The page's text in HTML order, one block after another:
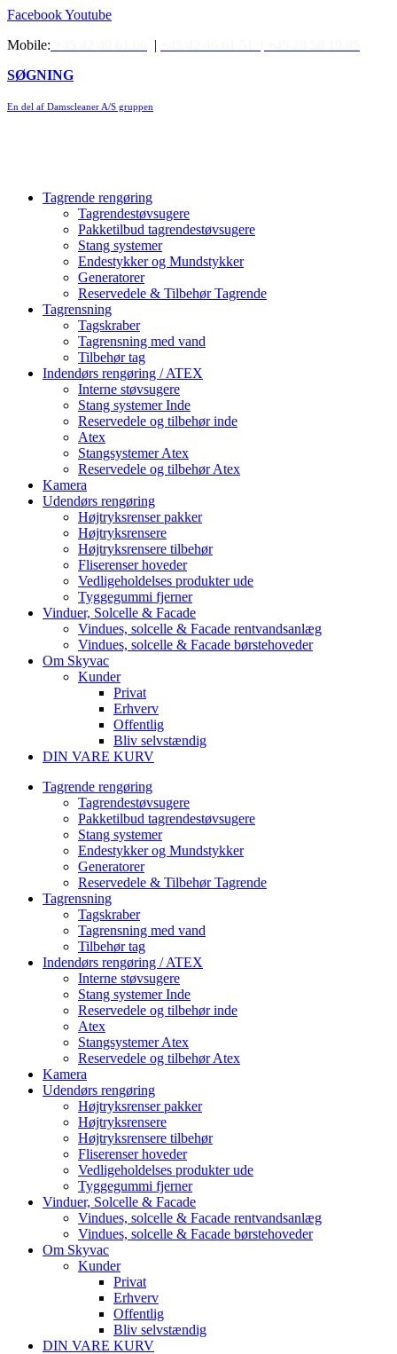
Videre
indhold
FacebookYoutube
Mobile:
|
SØGNING
En del af Damscleaner A/S gruppen
Tagrende rengøring
Tagrendestøvsugere
Pakketilbud tagrendestøvsugere
Stang systemer
Endestykker og Mundstykker
Generatorer
Reservedele & Tilbehør Tagrende
Tagrensning
Tagskraber
Tagrensning med vand
Tilbehør tag
Indendørs rengøring / ATEX
Interne støvsugere
Stang systemer Inde
Reservedele og tilbehør inde
Atex
Stangsystemer Atex
Reservedele og tilbehør Atex
Kamera
Udendørs rengøring
Højtryksrenser pakker
Højtryksrensere
Højtryksrensere tilbehør
Fliserenser hoveder
Vedligeholdelses produkter ude
Tyggegummi fjerner
Vinduer, Solcelle & Facade
Vindues, solcelle & Facade rentvandsanlæg
Vindues, solcelle & Facade børstehoveder
Om Skyvac
Kunder
Privat
Erhverv
Offentlig
Bliv selvstændig
DIN VARE KURV
Tagrende rengøring
Tagrendestøvsugere
Pakketilbud tagrendestøvsugere
Stang systemer
Endestykker og Mundstykker
Generatorer
Reservedele & Tilbehør Tagrende
Tagrensning
Tagskraber
Tagrensning med vand
Tilbehør tag
Indendørs rengøring / ATEX
Interne støvsugere
Stang systemer Inde
Reservedele og tilbehør inde
Atex
Stangsystemer Atex
Reservedele og tilbehør Atex
Kamera
Udendørs rengøring
Højtryksrenser pakker
Højtryksrensere
Højtryksrensere tilbehør
Fliserenser hoveder
Vedligeholdelses produkter ude
Tyggegummi fjerner
Vinduer, Solcelle & Facade
Vindues, solcelle & Facade rentvandsanlæg
Vindues, solcelle & Facade børstehoveder
Om Skyvac
Kunder
Privat
Erhverv
Offentlig
Bliv selvstændig
DIN VARE KURV